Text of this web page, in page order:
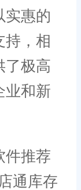
实惠的
持，相
了极高
业和新
推荐
通库存